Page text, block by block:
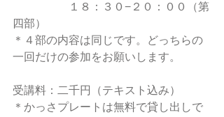
１８：３０−２０：００（第
四部）
＊４部の内容は同じです。どっちらの
一回だけの参加をお願いします。
受講料：二千円（テキスト込み）
＊かっさプレートは無料で貸し出しで